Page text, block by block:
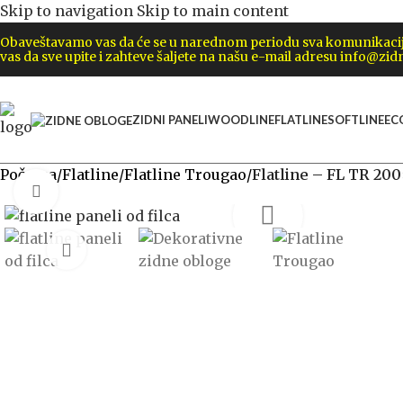
Skip to navigation Skip to main content
Obaveštavamo vas da će se u narednom periodu sva
vas da sve upite i zahteve šaljete na našu e-mail adresu
ZIDNI PANELIWOODLINEFLATLINESOFTLINE
Početna/Flatline/Flatline Trougao/Flatline – FL TR